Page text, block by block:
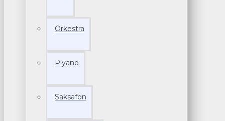
Orkestra
Piyano
Saksafon